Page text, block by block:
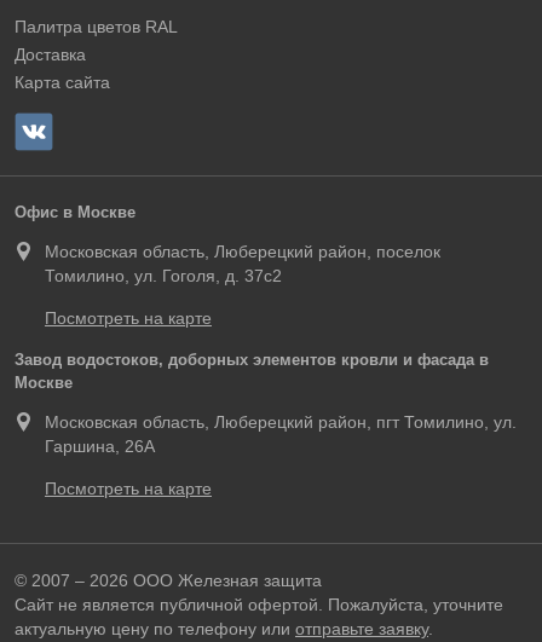
Палитра цветов RAL
Доставка
Карта сайта
Офис в Москве
Московская область, Люберецкий район, поселок
Томилино, ул. Гоголя, д. 37с2
Посмотреть на карте
Завод водостоков, доборных элементов кровли и фасада в
Москве
Московская область, Люберецкий район, пгт Томилино, ул.
Гаршина, 26А
Посмотреть на карте
© 2007 – 2026 ООО Железная защита
Сайт не является публичной офертой. Пожалуйста, уточните
актуальную цену по телефону или отправьте заявку.